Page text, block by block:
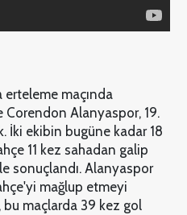
maçında
Corendon Alanyaspor, 19.
İki ekibin bugüne kadar 18
11 kez sahadan galip
sonuçlandı. Alanyaspor
mağlup etmeyi
bu maçlarda 39 kez gol